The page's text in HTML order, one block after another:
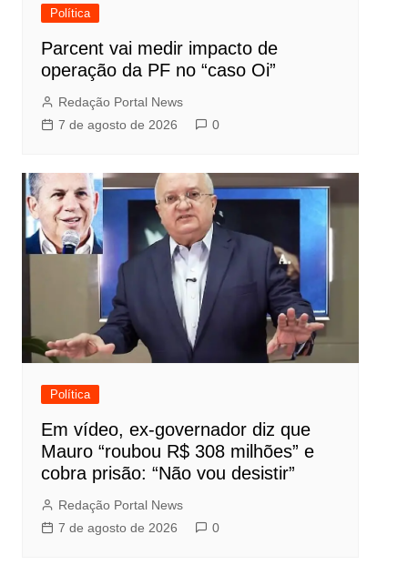
Política
Parcent vai medir impacto de
operação da PF no “caso Oi”
Redação Portal News
7 de agosto de 2026
0
Política
Em vídeo, ex-governador diz que
Mauro “roubou R$ 308 milhões” e
cobra prisão: “Não vou desistir”
Redação Portal News
7 de agosto de 2026
0